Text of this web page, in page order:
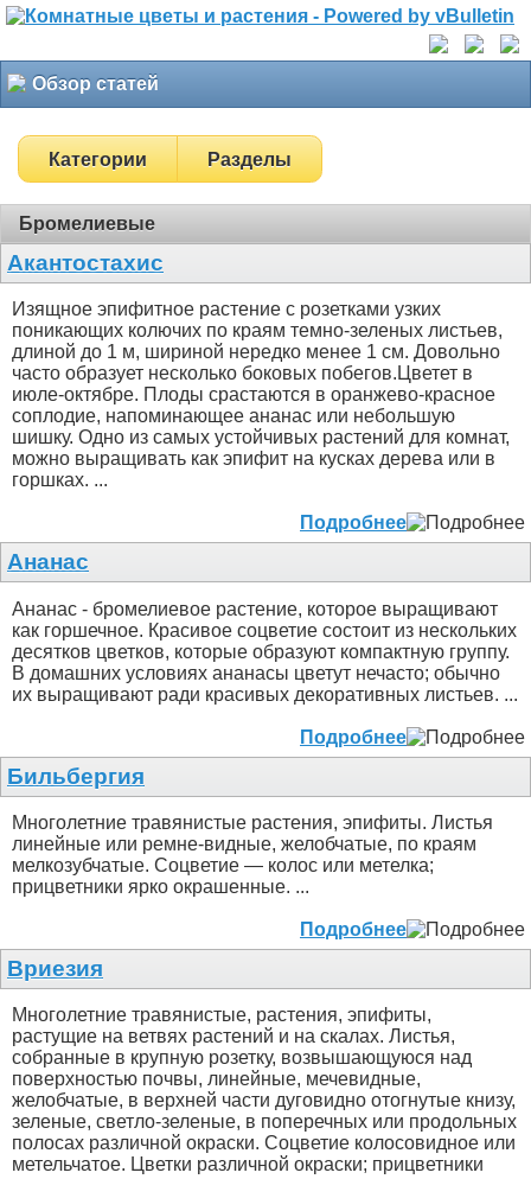
Обзор статей
Категории Разделы
Бромелиевые
Акантостахис
Изящное эпифитное растение с розетками узких
поникающих колючих по краям темно-зеленых листьев,
длиной до 1 м, шириной нередко менее 1 см. Довольно
часто образует несколько боковых побегов.Цветет в
июле-октябре. Плоды срастаются в оранжево-красное
соплодие, напоминающее ананас или небольшую
шишку. Одно из самых устойчивых растений для комнат,
можно выращивать как эпифит на кусках дерева или в
горшках. ...
Подробнее
Ананас
Ананас - бромелиевое растение, которое выращивают
как горшечное. Красивое соцветие состоит из нескольких
десятков цветков, которые образуют компактную группу.
В домашних условиях ананасы цветут нечасто; обычно
их выращивают ради красивых декоративных листьев. ...
Подробнее
Бильбергия
Многолетние травянистые растения, эпифиты. Листья
линейные или ремне-видные, желобчатые, по краям
мелкозубчатые. Соцветие — колос или метелка;
прицветники ярко окрашенные. ...
Подробнее
Вриезия
Многолетние травянистые, растения, эпифиты,
растущие на ветвях растений и на скалах. Листья,
собранные в крупную розетку, возвышающуюся над
поверхностью почвы, линейные, мечевидные,
желобчатые, в верхней части дуговидно отогнутые книзу,
зеленые, светло-зеленые, в поперечных или продольных
полосах различной окраски. Соцветие колосовидное или
метельчатое. Цветки различной окраски; прицветники